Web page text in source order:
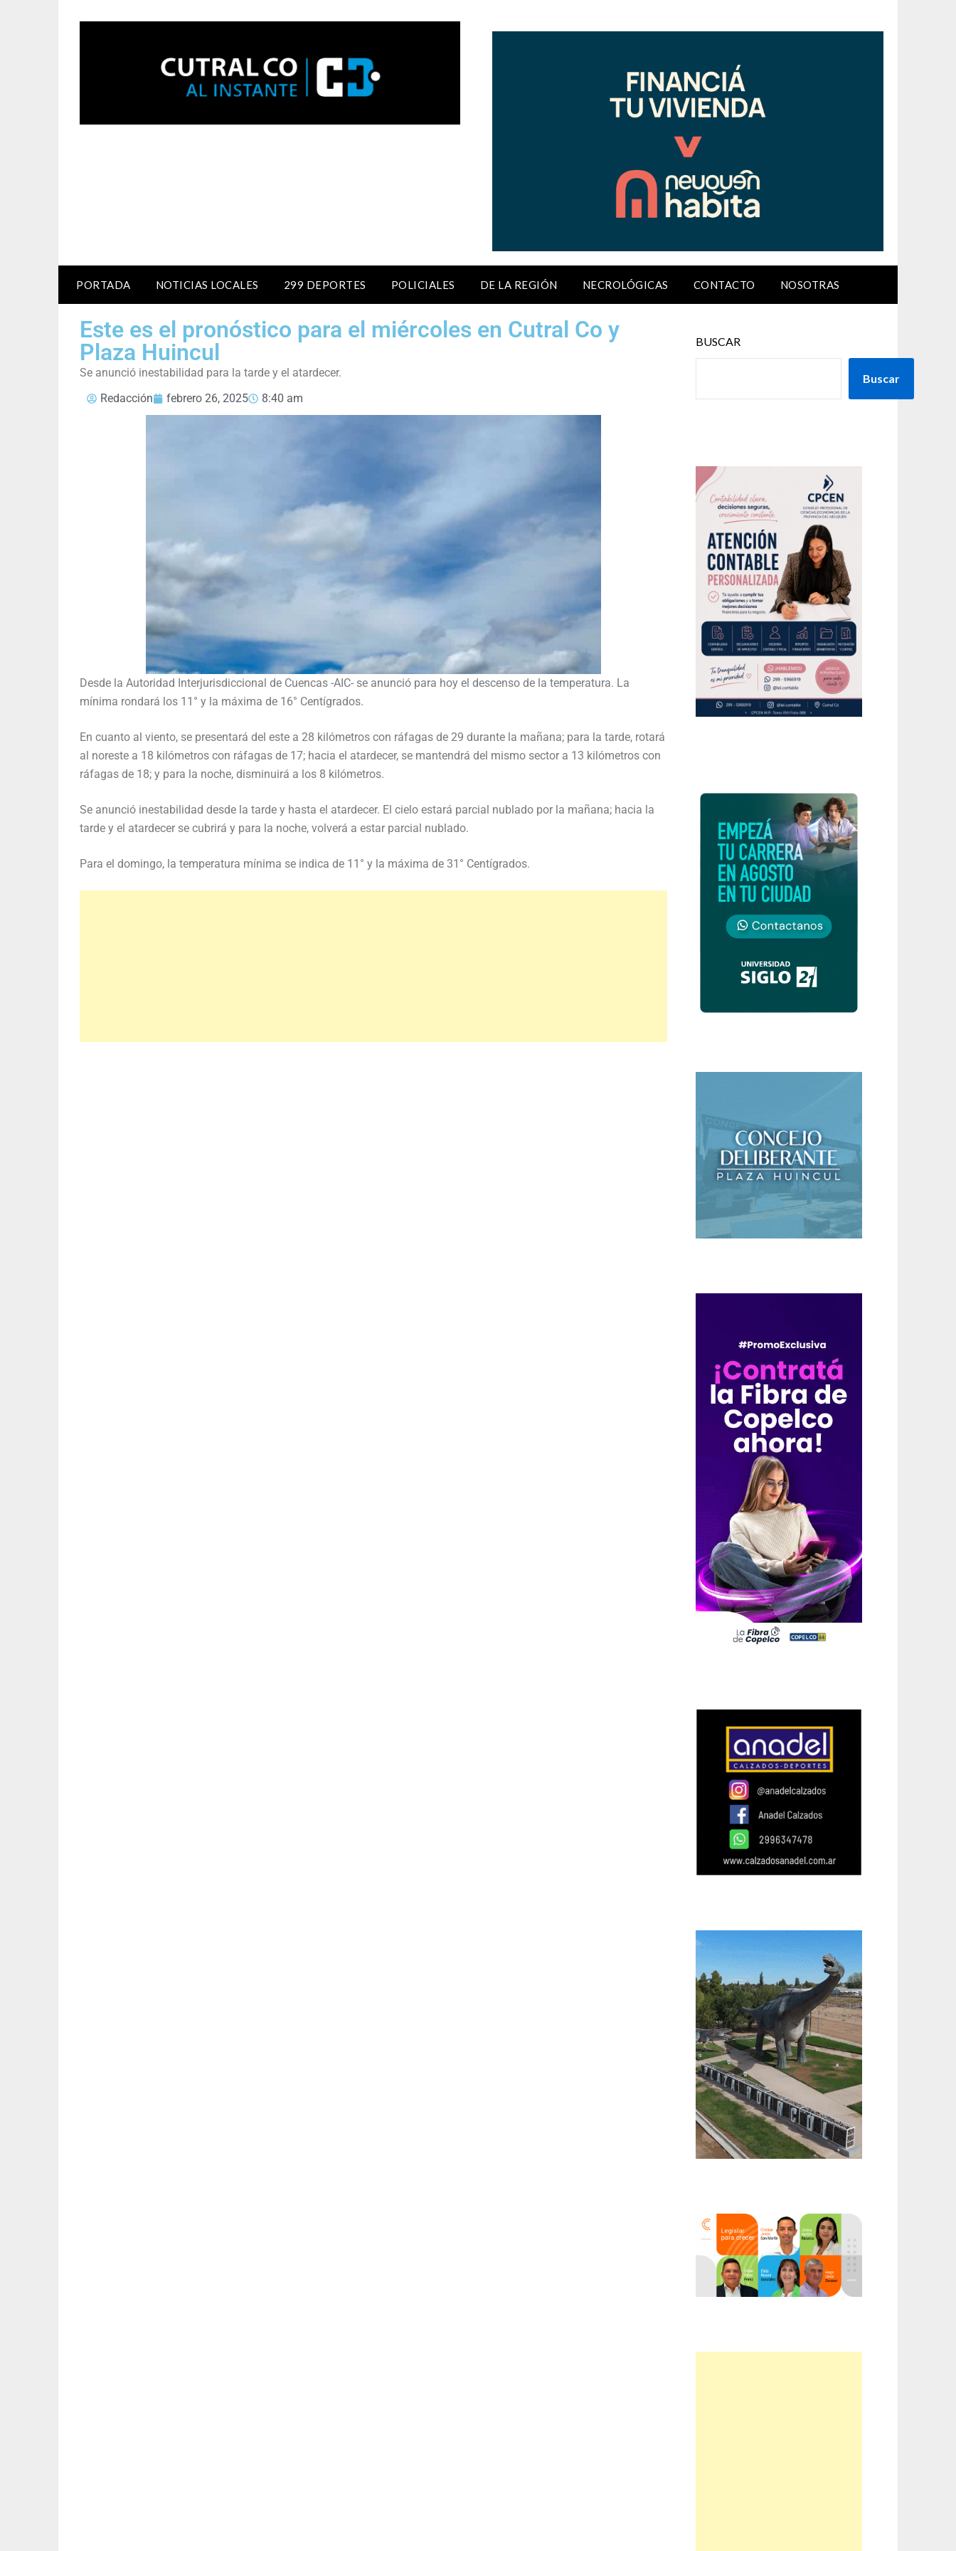
PORTADA NOTICIAS LOCALES 299 DEPORTES POLICIALES DE LA REGIÓN NECROLÓGICAS CONTACTO NOSOTRAS
Este es el pronóstico para el miércoles en Cutral Co y
Plaza Huincul
Se anunció inestabilidad para la tarde y el atardecer.
Redacción
febrero 26, 2025 8:40 am
Desde la Autoridad Interjurisdiccional de Cuencas -AIC- se anunció para hoy el descenso de la temperatura. La
mínima rondará los 11° y la máxima de 16° Centígrados.
En cuanto al viento, se presentará del este a 28 kilómetros con ráfagas de 29 durante la mañana; para la tarde, rotará
al noreste a 18 kilómetros con ráfagas de 17; hacia el atardecer, se mantendrá del mismo sector a 13 kilómetros con
ráfagas de 18; y para la noche, disminuirá a los 8 kilómetros.
Se anunció inestabilidad desde la tarde y hasta el atardecer. El cielo estará parcial nublado por la mañana; hacia la
tarde y el atardecer se cubrirá y para la noche, volverá a estar parcial nublado.
Para el domingo, la temperatura mínima se indica de 11° y la máxima de 31° Centígrados.
BUSCAR
Buscar